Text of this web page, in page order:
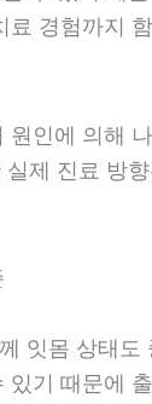
료 경험까지
인에 의해
제 진료 방
잇몸 상태
있기 때문에